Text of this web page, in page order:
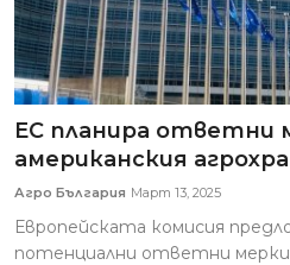
ЕС планира ответни
американския
Агро България Март 13, 2025
Европейската комисия
потенциални ответни мерки